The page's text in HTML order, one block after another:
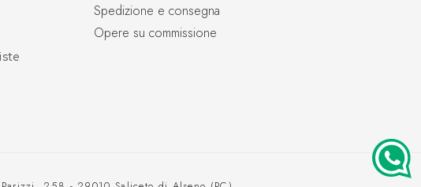
Spedizione e consegna
Opere su commissione